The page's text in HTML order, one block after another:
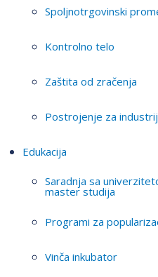
Spoljnotrgovinski
Kontrolno telo
Zaštita od zračenja
Postrojenje za
Edukacija
Saradnja sa
master studija
Programi za
Vinča inkubator